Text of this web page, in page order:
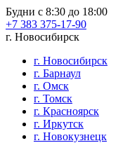
Будни с 8:30 до 18:00
+7 383 375-17-90
г. Новосибирск
г. Новосибирск
г. Барнаул
г. Омск
г. Томск
г. Красноярск
г. Иркутск
г. Новокузнецк